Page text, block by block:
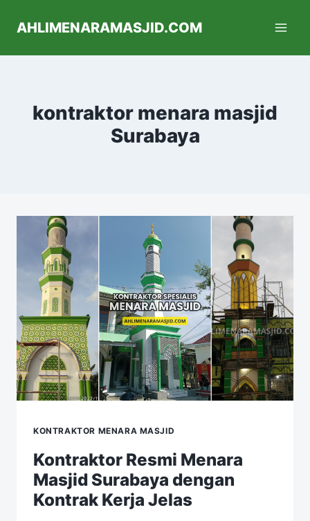
AHLIMENARAMASJID.COM
kontraktor menara masjid
Surabaya
KONTRAKTOR MENARA MASJID
Kontraktor Resmi Menara
Masjid Surabaya dengan
Kontrak Kerja Jelas